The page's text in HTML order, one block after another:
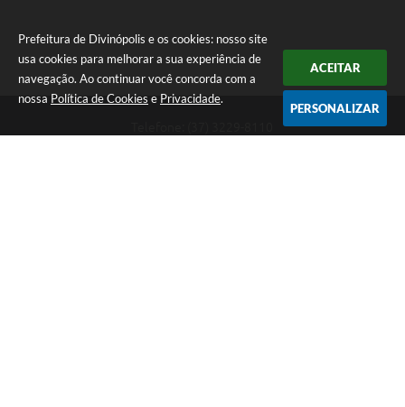
Prefeitura de Divinópolis e os cookies: nosso site
usa cookies para melhorar a sua experiência de
navegação. Ao continuar você concorda com a
nossa Política de Cookies e Privacidade.
ACEITAR
PERSONALIZAR